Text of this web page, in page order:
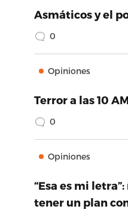
Asmáticos y el
0
Opiniones
Terror a las 10 AM
0
Opiniones
“Esa es mi
tener un plan